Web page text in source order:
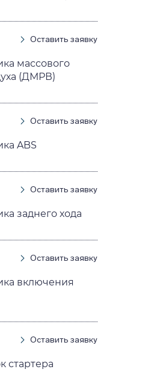
Оставить заявку
массового
(ДМРВ)
Оставить заявку
ABS
Оставить заявку
заднего хода
Оставить заявку
включения
Оставить заявку
стартера